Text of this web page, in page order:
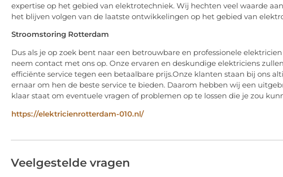
expertise op het gebied van elektrotechniek. Wij hechten veel waarde
het blijven volgen van de laatste ontwikkelingen op het gebied van
Stroomstoring Rotterdam
Dus als je op zoek bent naar een betrouwbare en professionele
neem contact met ons op. Onze ervaren en deskundige elektriciens
efficiënte service tegen een betaalbare prijs.Onze klanten staan ​​bij ons
ernaar om hen de beste service te bieden. Daarom hebben wij een
klaar staat om eventuele vragen of problemen op te lossen die je zou
https://elektricienrotterdam-010.nl/
Veelgestelde vragen